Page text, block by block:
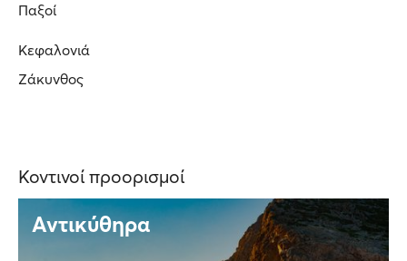
Παξοί
Κεφαλονιά
Ζάκυνθος
Κοντινοί προορισμοί
Αντικύθηρα